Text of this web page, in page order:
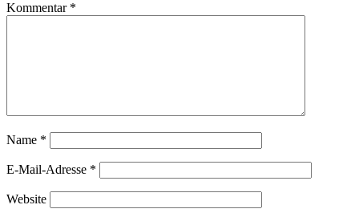
Kommentar *
Name *
E-Mail-Adresse *
Website